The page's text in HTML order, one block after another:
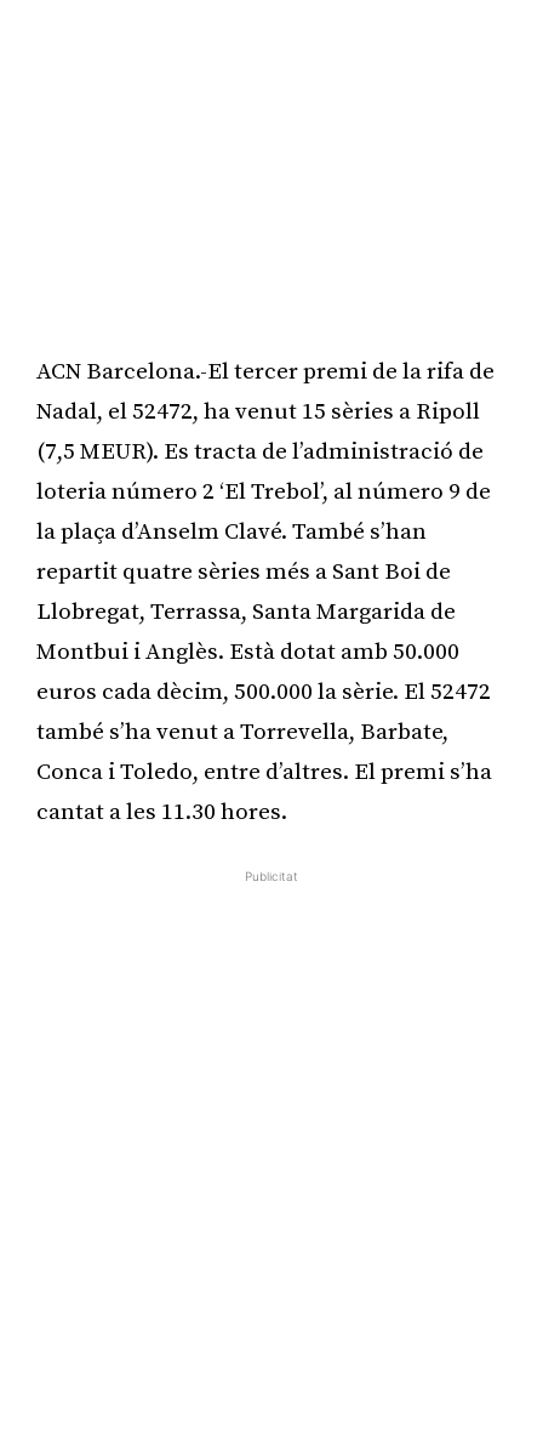
ACN Barcelona.-El tercer premi de la rifa de
Nadal, el 52472, ha venut 15 sèries a Ripoll
(7,5 MEUR). Es tracta de l’administració de
loteria número 2 ‘El Trebol’, al número 9 de
la plaça d’Anselm Clavé. També s’han
repartit quatre sèries més a Sant Boi de
Llobregat, Terrassa, Santa Margarida de
Montbui i Anglès. Està dotat amb 50.000
euros cada dècim, 500.000 la sèrie. El 52472
també s’ha venut a Torrevella, Barbate,
Conca i Toledo, entre d’altres. El premi s’ha
cantat a les 11.30 hores.
Publicitat